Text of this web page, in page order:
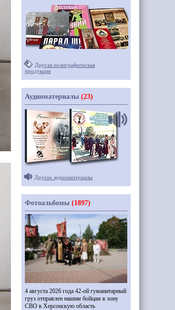
Другая полиграфическая
продукция
Аудиоматериалы (23)
Другие аудиоматериалы
Фотоальбомы (1897)
4 августа 2026 года 42-ой гуманитарный
груз отправлен нашим бойцам в зону
СВО в Херсонскую область